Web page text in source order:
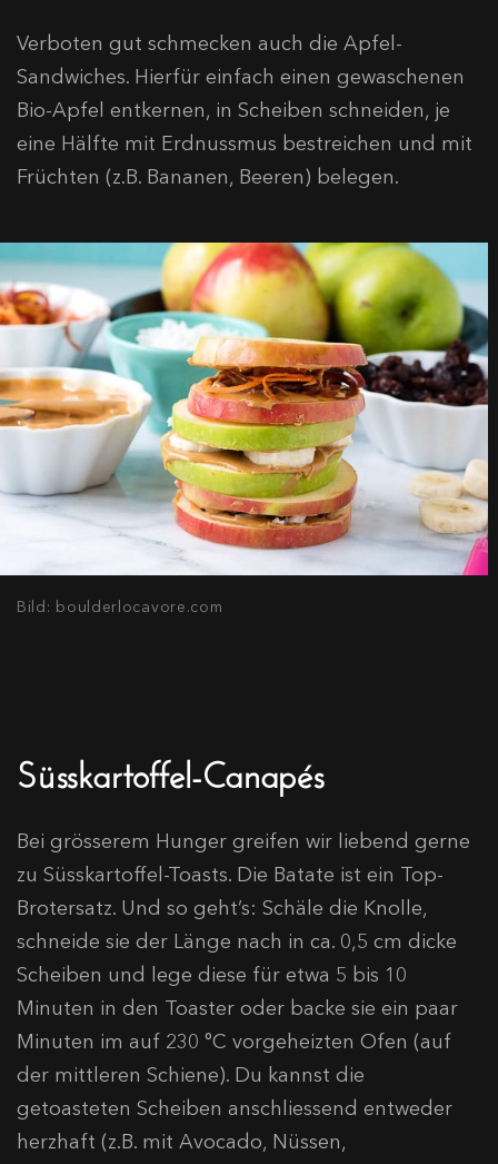
Verboten gut schmecken auch die Apfel-
Sandwiches. Hierfür einfach einen gewaschenen
Bio-Apfel entkernen, in Scheiben schneiden, je
eine Hälfte mit Erdnussmus bestreichen und mit
Früchten (z.B. Bananen, Beeren) belegen.
Bild: boulderlocavore.com
Süsskartoffel-Canapés
Bei grösserem Hunger greifen wir liebend gerne
zu Süsskartoffel-Toasts. Die Batate ist ein Top-
Brotersatz. Und so geht’s: Schäle die Knolle,
schneide sie der Länge nach in ca. 0,5 cm dicke
Scheiben und lege diese für etwa 5 bis 10
Minuten in den Toaster oder backe sie ein paar
Minuten im auf 230 °C vorgeheizten Ofen (auf
der mittleren Schiene). Du kannst die
getoasteten Scheiben anschliessend entweder
herzhaft (z.B. mit Avocado, Nüssen,